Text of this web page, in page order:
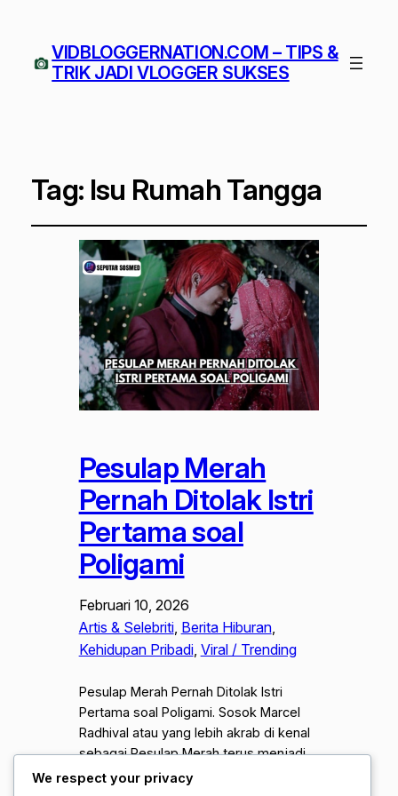
VIDBLOGGERNATION.COM – TIPS &
TRIK JADI VLOGGER SUKSES
Tag: Isu Rumah Tangga
Pesulap Merah
Pernah Ditolak Istri
Pertama soal
Poligami
Februari 10, 2026
Artis & Selebriti, Berita Hiburan
Kehidupan Pribadi, Viral / Trending
Pesulap Merah Pernah Ditolak Istri
Pertama soal Poligami. Sosok Marcel
Radhival atau yang lebih akrab di kenal
sebagai Pesulap Merah terus menjadi
sorotan publik. Selain keberaniannya
We respect your privacy